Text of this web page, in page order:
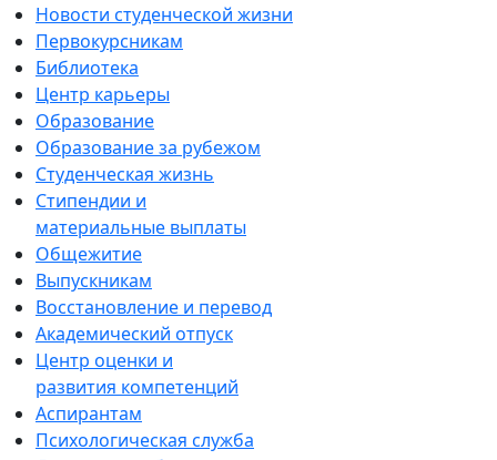
Новости студенческой жизни
Первокурсникам
Библиотека
Центр карьеры
Образование
Образование за рубежом
Студенческая жизнь
Стипендии и
материальные выплаты
Общежитие
Выпускникам
Восстановление и перевод
Академический отпуск
Центр оценки и
развития компетенций
Аспирантам
Психологическая служба